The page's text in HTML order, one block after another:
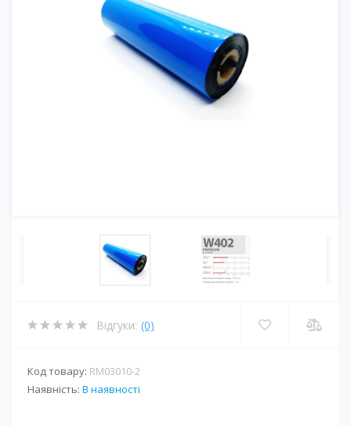
Відгуки: (0)
Код товару: RM03010-2
Наявність: В наявності